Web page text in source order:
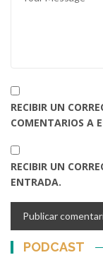
RECIBIR UN
COMENTARIOS A
RECIBIR UN
ENTRADA.
PODCAST